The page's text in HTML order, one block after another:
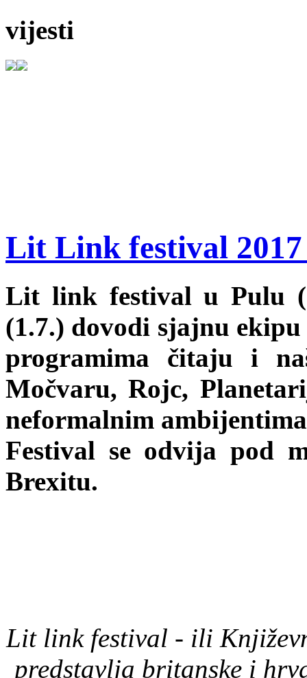
vijesti
Lit Link festival
Lit link festival u Pulu
(1.7.) dovodi sjajnu
programima čitaju i
Močvaru, Rojc,
neformalnim
Festival se odvija pod
Brexitu.
Lit link festival - ili
predstavlja britanske i